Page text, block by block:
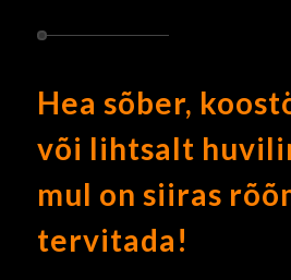
Hea sõber,
või lihtsalt
mul on siiras
tervitada!